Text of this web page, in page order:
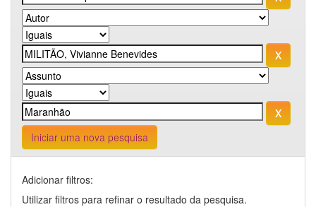
Iniciar uma nova pesquisa
Adicionar filtros:
Utilizar filtros para refinar o resultado da pesquisa.